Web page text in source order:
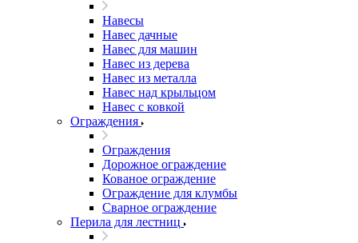
Навесы
Навес дачные
Навес для машин
Навес из дерева
Навес из металла
Навес над крыльцом
Навес с ковкой
Ограждения
Ограждения
Дорожное ограждение
Кованое ограждение
Ограждение для клумбы
Сварное ограждение
Перила для лестниц